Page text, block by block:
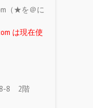
（★を＠に
は現在使
8-8 2階